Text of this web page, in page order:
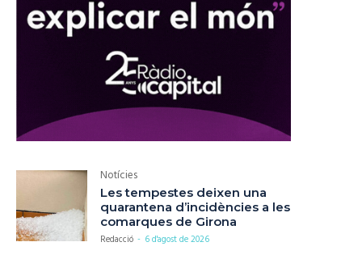
Notícies
Les tempestes deixen una
quarantena d’incidències a les
comarques de Girona
Redacció - 6 d'agost de 2026